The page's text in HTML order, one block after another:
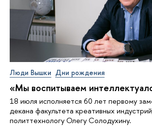
Люди Вышки Дни рождения
«Мы воспитываем
18 июля исполняется 60 лет первому
декана факультета креативных
политтехнологу Олегу Солодухину.